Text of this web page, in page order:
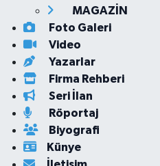
MAGAZİN
Foto Galeri
Video
Yazarlar
Firma Rehberi
Seri İlan
Röportaj
Biyografi
Künye